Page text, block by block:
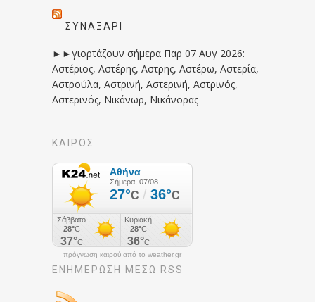
ΣΥΝΑΞΆΡΙ
►►γιορτάζουν σήμερα Παρ 07 Αυγ 2026:
Αστέριος, Αστέρης, Αστρης, Αστέρω, Αστερία,
Αστρούλα, Αστρινή, Αστερινή, Αστρινός,
Αστερινός, Νικάνωρ, Νικάνορας
ΚΑΙΡΟΣ
πρόγνωση καιρού από το weather.gr
ΕΝΗΜΈΡΩΣΉ ΜΕΣΩ RSS